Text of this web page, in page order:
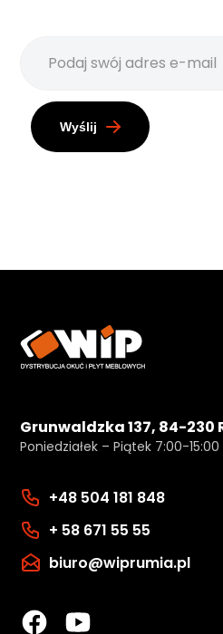
Wyślij
Grunwaldzka 137, 84-230
Poniedziałek – Piątek 7:00-15:00
+48 504 181 848
+ 58 671 55 55
biuro@wiprumia.pl